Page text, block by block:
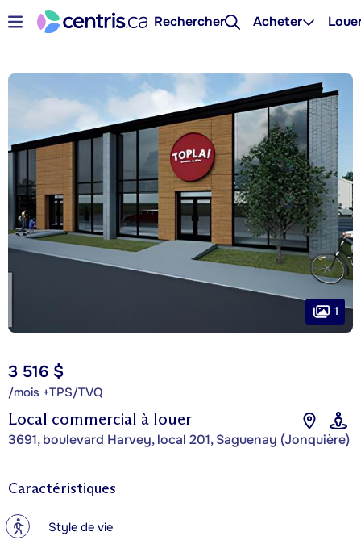
Rechercher Acheter
Local commercial à louer
3691, boulevard Harvey, local 201, Saguenay (Jonquière)
3 516 $
/mois +TPS/TVQ
1
Caractéristiques
? Style de vie